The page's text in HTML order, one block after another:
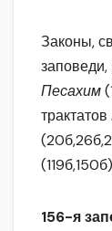
Законы,
заповеди,
Песахим
трактатов
156-я